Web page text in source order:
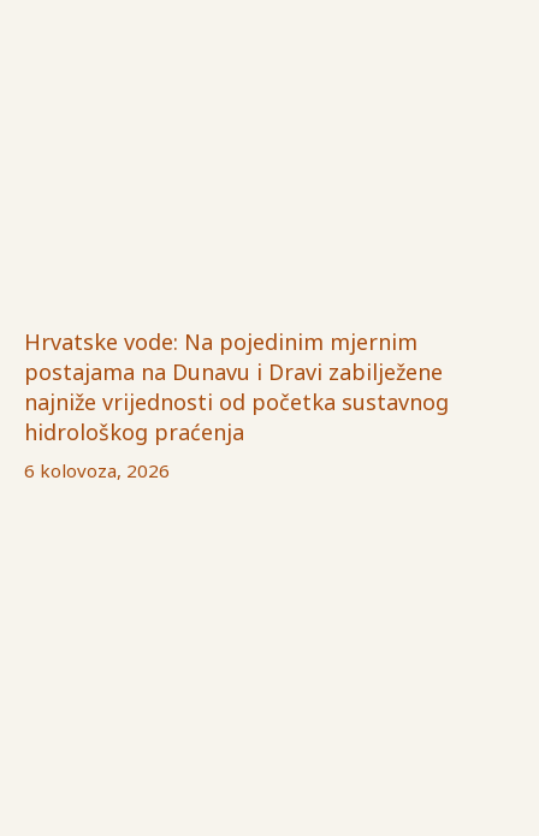
Hrvatske vode: Na pojedinim mjernim
postajama na Dunavu i Dravi zabilježene
najniže vrijednosti od početka sustavnog
hidrološkog praćenja
6 kolovoza, 2026